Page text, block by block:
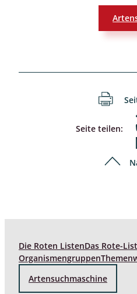
Seite teilen:
Die Roten ListenDas Rote-
Organismengruppen
Artensuchmaschine